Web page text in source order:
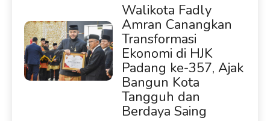
Walikota Fadly
Amran Canangkan
Transformasi
Ekonomi di HJK
Padang ke-357, Ajak
Bangun Kota
Tangguh dan
Berdaya Saing